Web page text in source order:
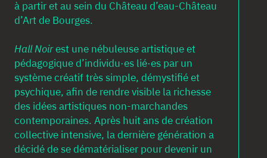
à partir et au sein du Château d’eau-Château
d’Art de Bourges.
Hall Noirest une nébuleuse artistique et
pédagogique d’individu·es lié·es par un
système créatif très simple, démystifié et
psychique, afin de rendre visible la richesse
des idées artistiques non-marchandes
contemporaines. Après huit ans de création
collective intensive, la dernière génération a
décidé de se dématérialiser pour devenir un